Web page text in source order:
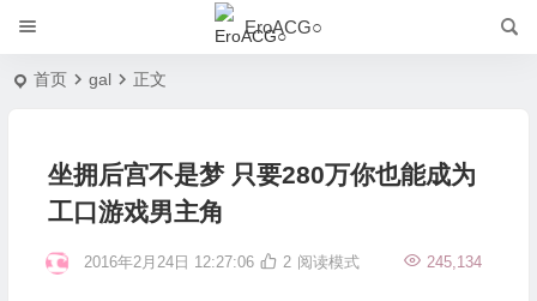
EroACG○
首页 gal 正文
坐拥后宫不是梦 只要280万你也能成为
工口游戏男主角
2016年2月24日 12:27:06 245,134
2 阅读模式